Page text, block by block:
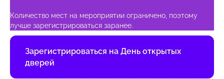
Количество мест на мероприятии ограничено, поэтому
лучше зарегистрироваться заранее.
Зарегистрироваться на День открытых
дверей